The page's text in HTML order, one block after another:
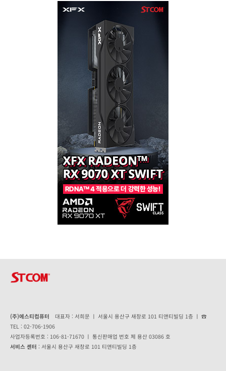
(주)에스티컴퓨터 대표자 : 서희문 ㅣ 서울시 용산구 새창로 101 티앤티빌딩 1층 ㅣ ☎
TEL : 02-706-1906
사업자등록번호 : 106-81-71670 ㅣ 통신판매업 번호 제 용산 03086 호
서비스 센터 : 서울시 용산구 새창로 101 티앤티빌딩 1층